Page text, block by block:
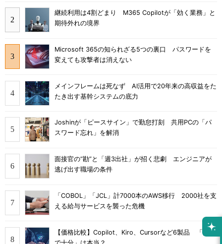
継続利用は4割どまり M365 Copilotが「効く業務」と
期待外れの境界
Microsoft 365の知られざる5つの裏口 パスワードを
変えても攻撃者は消えない
メインフレームは死なず AI活用で20年来の高収益をた
たき出す基幹システムの底力
Joshinが「ピースサイン」で勤怠打刻 共用PCの「パ
スワード忘れ」を解消
面接官の“勘”と「週3出社」が招く悲劇 エンジニアが
逃げ出す職場の条件
「COBOL」「JCL」計7000本のAWS移行 2000社を支
える給与サービスを襲った危機
【価格比較】Copilot、Kiro、Cursorなど6製品 「無料